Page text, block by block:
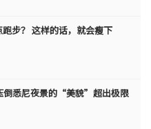
跑步？ 这样的话，就会瘦下
悉尼夜景的“美貌”超出极限